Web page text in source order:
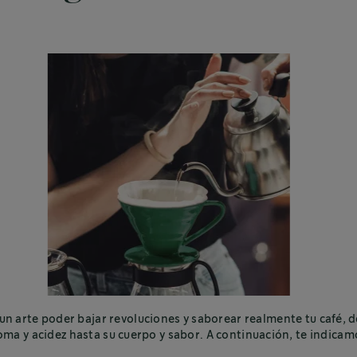
arte poder bajar revoluciones y saborear realmente tu café,
y acidez hasta su cuerpo y sabor. A continuación, te